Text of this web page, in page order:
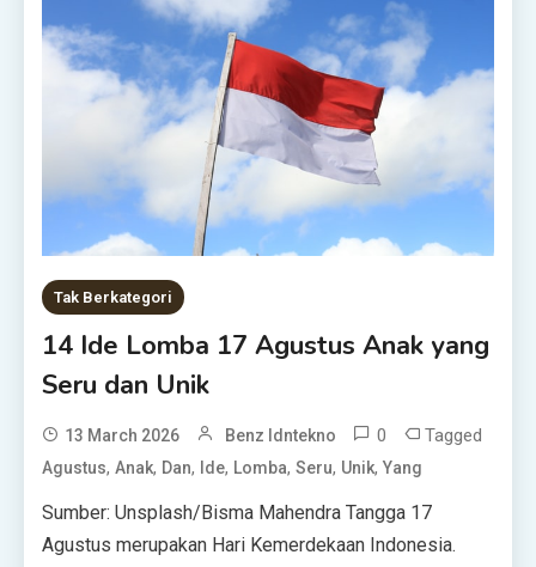
Tak Berkategori
14 Ide Lomba 17 Agustus Anak yang
Seru dan Unik
13 March 2026 Benz Idntekno 0 Tagged
Agustus,Anak, Dan, Ide, Lomba,Seru, Unik,Yang
Sumber: Unsplash/Bisma Mahendra Tangga 17
Agustus merupakan Hari Kemerdekaan Indonesia.